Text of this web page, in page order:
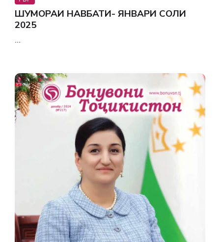
ШУМОРАИ НАВБАТИ- ЯНВАРИ СОЛИ
2025
...